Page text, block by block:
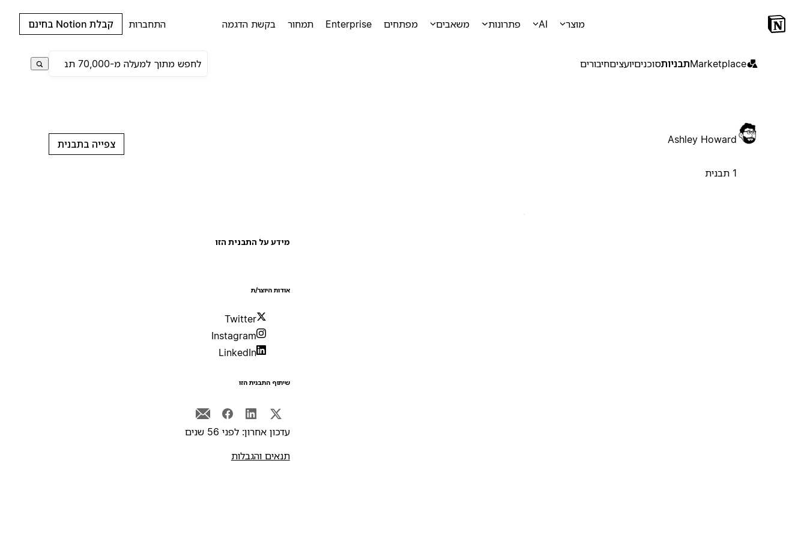
מוצר AI פתרונות משאבים מפתחים Enterprise תמחור בקשת הדגמה התחברות קבלת Notion בחינם
Marketplaceתבניותסוכניםיועציםחיבורים
Ashley Howard
1 תבנית
צפייה בתבנית
מידע על התבנית הזו
אודות היוצר/ת
Twitter
Instagram
LinkedIn
שיתוף התבנית הזו
עדכון אחרון: לפני 56 שנים
תנאים והגבלות